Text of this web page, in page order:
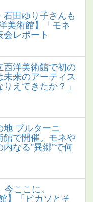
田ゆり子さんも
美術館】「モネ
レポート
西洋美術館で初の
来のアーティス
えてきたか？」
地 ブルターニ
館で開催。モネや
なる”異郷”で何
ここに。
】「ピカソとそ